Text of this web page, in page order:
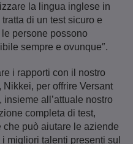
la lingua inglese in
di un test sicuro e
persone possono
sempre e ovunque″.
i rapporti con il nostro
per offrire Versant
all’attuale nostro
completa di test,
può aiutare le aziende
migliori talenti presenti sul